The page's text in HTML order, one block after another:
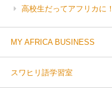
高校生だってアフリカに！
MY AFRICA BUSINESS
スワヒリ語学習室